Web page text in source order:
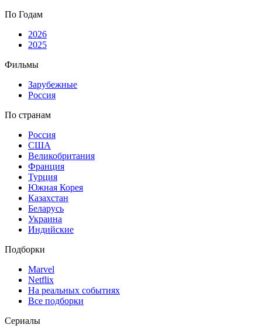
По Годам
2026
2025
Фильмы
Зарубежные
Россия
По странам
Россия
США
Великобритания
Франция
Турция
Южная Корея
Казахстан
Беларусь
Украина
Индийские
Подборки
Marvel
Netflix
На реальных событиях
Все подборки
Сериалы